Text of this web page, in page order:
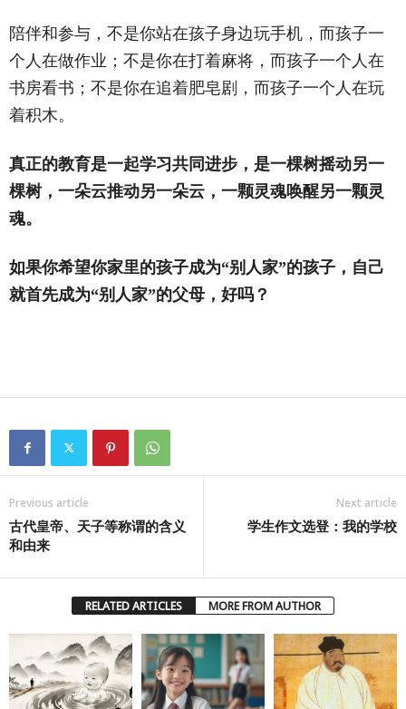
陪伴和参与，不是你站在孩子身边玩手机，而孩子一
个人在做作业；不是你在打着麻将，而孩子一个人在
书房看书；不是你在追着肥皂剧，而孩子一个人在玩
着积木。
真正的教育是一起学习共同进步，是一棵树摇动另一
棵树，一朵云推动另一朵云，一颗灵魂唤醒另一颗灵
魂。
如果你希望你家里的孩子成为‌‌“别人家‌‌”的孩子，自己
就首先成为‌‌“别人家‌‌”的父母，好吗？
Previous article
古代皇帝、天子等称谓的含义
和由来
Next article
学生作文选登：我的学校
RELATED ARTICLES MORE FROM AUTHOR